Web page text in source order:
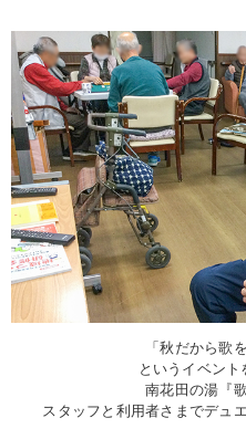
「秋だから歌
というイベント
南花田の湯『
スタッフと利用者さまでデュ